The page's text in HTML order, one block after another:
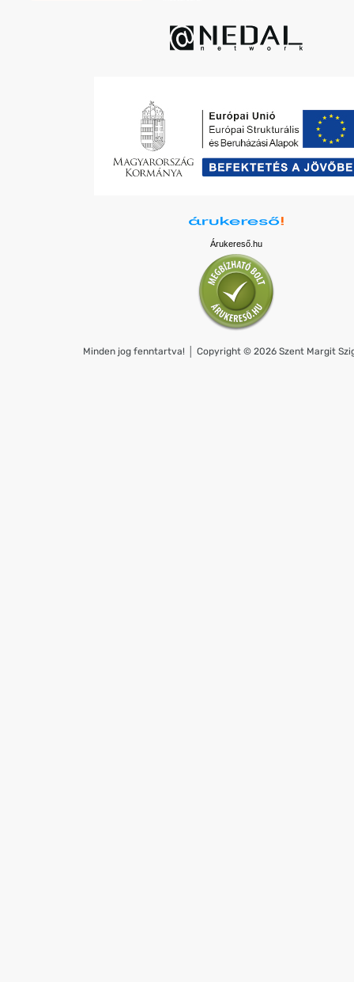
Árukereső.hu
Minden jog fenntartva! │ Copyright © 2026 Szent Margit